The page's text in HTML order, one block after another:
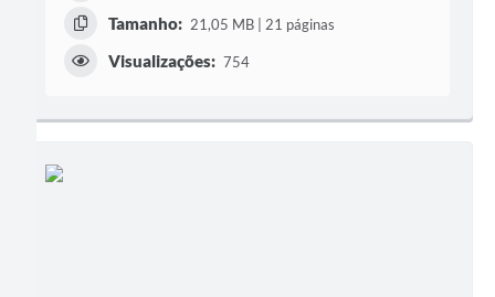
Tamanho: 21,05 MB | 21 páginas
Visualizações: 754